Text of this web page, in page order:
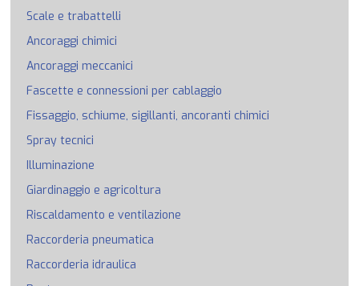
Scale e trabattelli
Ancoraggi chimici
Ancoraggi meccanici
Fascette e connessioni per cablaggio
Fissaggio, schiume, sigillanti, ancoranti chimici
Spray tecnici
Illuminazione
Giardinaggio e agricoltura
Riscaldamento e ventilazione
Raccorderia pneumatica
Raccorderia idraulica